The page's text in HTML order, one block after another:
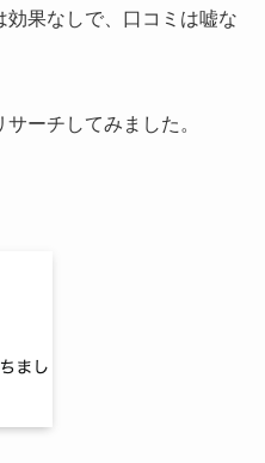
効果なしで、口コミは嘘な
ーチしてみました。